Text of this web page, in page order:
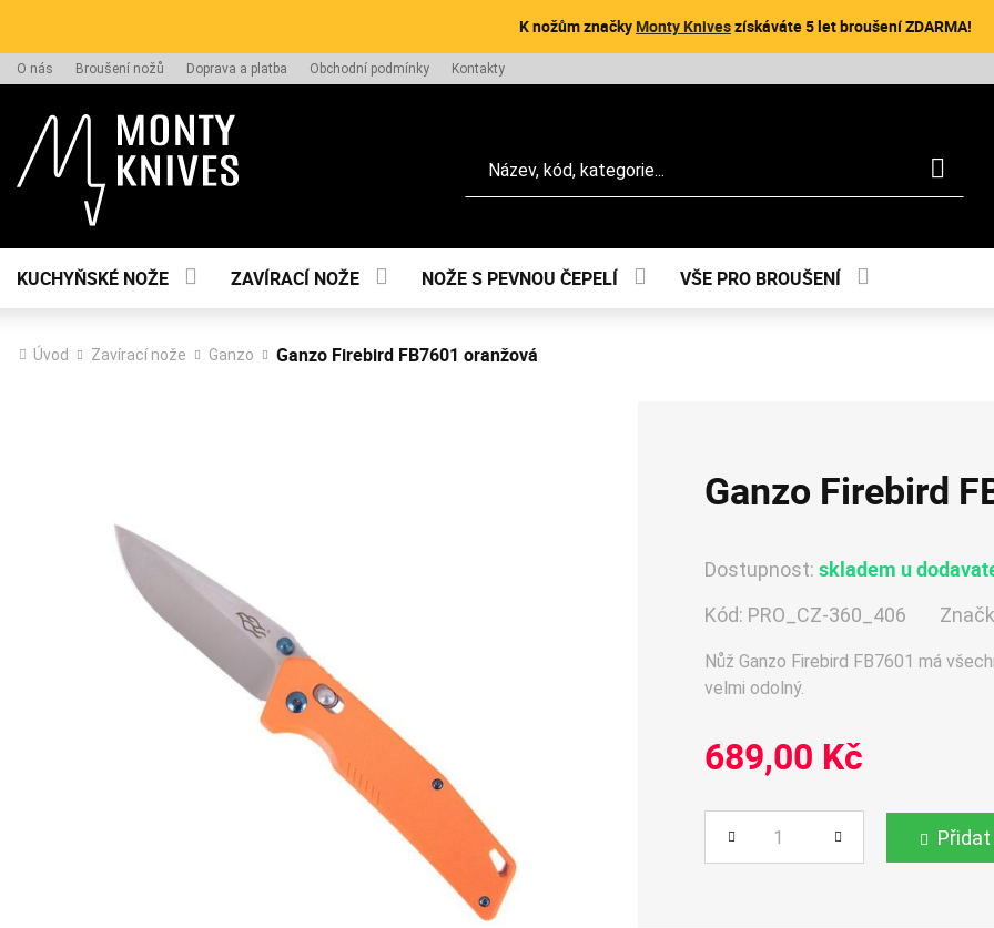
K nožům značkyMonty Kniveszískáváte 5 let broušení ZDARMA!
O nás Broušení nožů Doprava a platba Obchodní podmínky Kontakty
KUCHYŇSKÉ NOŽE ZAVÍRACÍ NOŽE NOŽE S PEVNOU ČEPELÍ VŠE PRO BROUŠENÍ
Úvod Zavírací nože Ganzo Ganzo Firebird FB7601 oranžová
Ganzo Firebird
Dostupnost: skladem u
Kód: PRO_CZ-360_406
Nůž Ganzo Firebird FB7601 má
velmi odolný.
689,00 Kč
Počet